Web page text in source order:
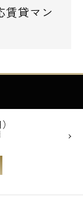
賃貸マン